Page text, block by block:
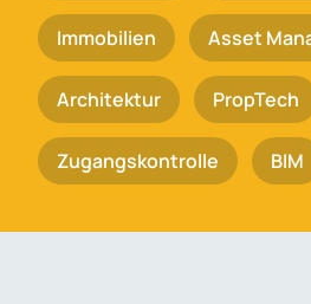
Immobilien Asset
Architektur PropTech
Zugangskontrolle BIM